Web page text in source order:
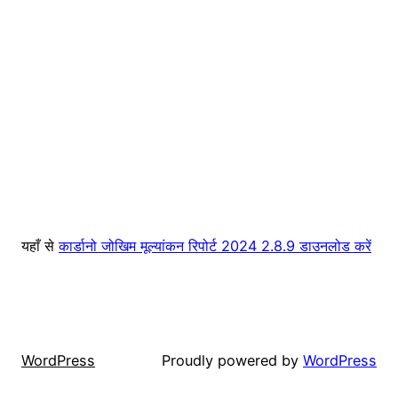
यहाँ सेकार्डानो जोखिम मूल्यांकन रिपोर्ट 2024 2.8.9 डाउनलोड करें
WordPress Proudly powered by WordPress